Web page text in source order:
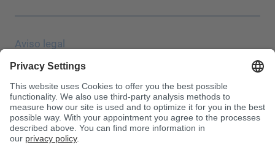
Aviso legal
Protección de datos
JEC Trade Show
CGC